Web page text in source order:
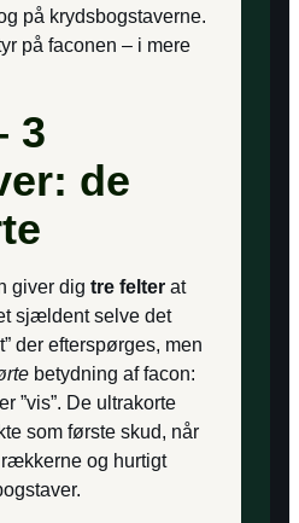
på krydsbogstaverne.
på faconen – i mere
3
de
giver dig tre felter at
sjældent selve det
der efterspørges, men
betydning af facon:
”vis”. De ultrakorte
som første skud, når
og hurtigt